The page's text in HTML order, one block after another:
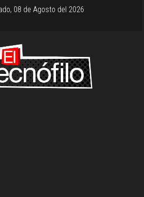
08 de Agosto del 2026